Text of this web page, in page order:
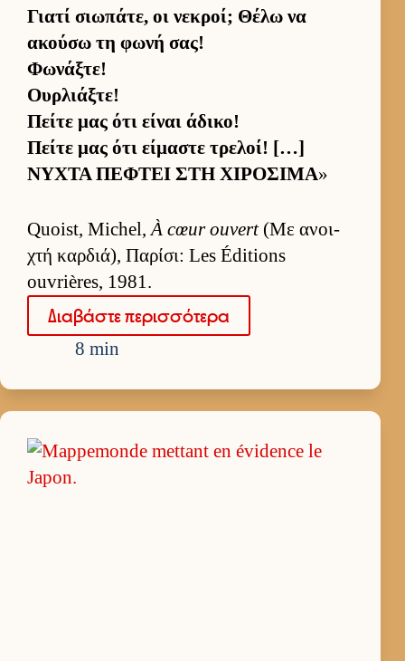
Γιατί σιω­πάτε, οι νεκροί; Θέλω να
ακούσω τη φωνή σας!
Φωνάξτε!
Ουρλιάξτε!
Πείτε μας ότι εί­ναι άδικο!
Πείτε μας ότι εί­μαστε τρελοί! […]
ΝΥΧΤΑ ΠΕΦΤΕΙ ΣΤΗ ΧΙΡΟΣΙΜΑ»
Quoist, Michel, À cœur ouvert(Με ανοι­
χτή καρ­διά), Παρίσι: Les Éditions
ouvrières, 1981.
Δια­βάστε περισ­σότερα
8 min